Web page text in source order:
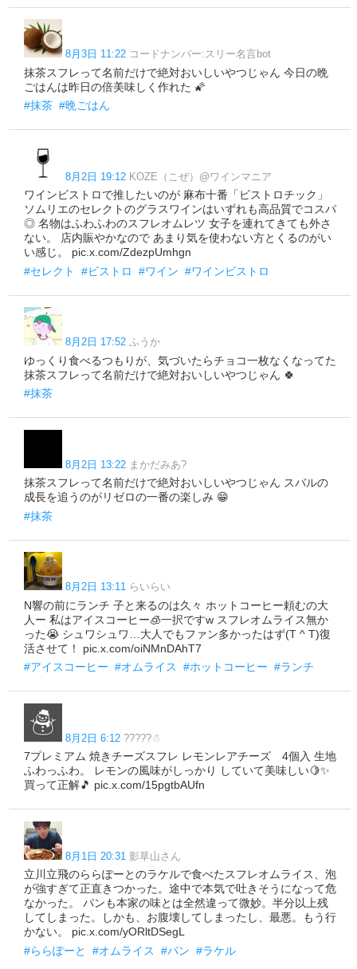
8月3日 11:22 コードナンバー:スリー名言bot
抹茶スフレって名前だけで絶対おいしいやつじゃん 今日の晩
ごはんは昨日の倍美味しく作れた 🌠
#抹茶 #晩ごはん
8月2日 19:12 KOZE（こぜ）@ワインマニア
ワインビストロで推したいのが 麻布十番「ビストロチック」
ソムリエのセレクトのグラスワインはいずれも高品質でコスパ
◎ 名物はふわふわのスフレオムレツ 女子を連れてきても外さ
ない。 店内賑やかなので あまり気を使わない方とくるのがい
い感じ。 pic.x.com/ZdezpUmhgn
#セレクト
#ビストロ #ワイン #ワインビストロ
8月2日 17:52 ふうか
ゆっくり食べるつもりが、気づいたらチョコ一枚なくなってた
抹茶スフレって名前だけで絶対おいしいやつじゃん 🍀
#抹茶
8月2日 13:22 まかだみあ?
抹茶スフレって名前だけで絶対おいしいやつじゃん スバルの
成長を追うのがリゼロの一番の楽しみ 😁
#抹茶
8月2日 13:11 らいらい
N響の前にランチ 子と来るのは久々 ホットコーヒー頼むの大
人ー 私はアイスコーヒー🧊一択ですw スフレオムライス無か
った😭 シュワシュワ…大人でもファン多かったはず(T ^ T)復
活させて！ pic.x.com/oiNMnDAhT7
#アイスコーヒー #オムライス #ホットコーヒー #ランチ
8月2日 6:12 ?????☃
7プレミアム 焼きチーズスフレ レモンレアチーズ 4個入 生地
ふわっふわ。 レモンの風味がしっかり していて美味しい🍋✨
買って正解🎵 pic.x.com/15pgtbAUfn
8月1日 20:31 影草山さん
立川立飛のららぽーとのラケルで食べたスフレオムライス、泡
が強すぎて正直きつかった。途中で本気で吐きそうになって危
なかった。 パンも本家の味とは全然違って微妙。半分以上残
してしまった。しかも、お腹壊してしまったし、最悪。もう行
かない。 pic.x.com/yORltDSegL
#ららぽーと
#オムライス #パン #ラケル